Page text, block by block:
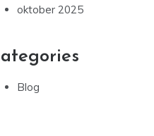
oktober 2025
Blog